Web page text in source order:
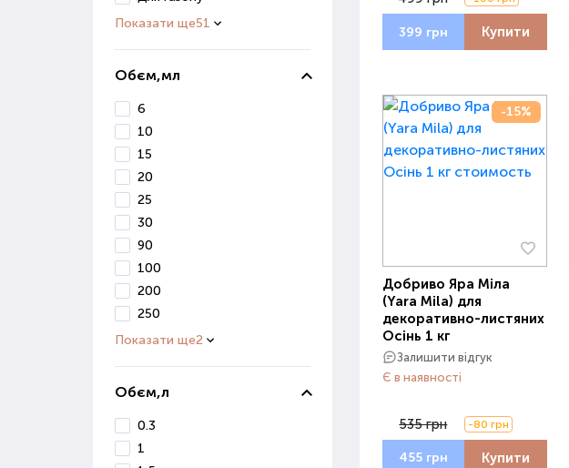
Показати ще51
Обєм,мл
6
10
15
20
25
30
90
100
200
250
Показати ще2
Обєм,л
0.3
1
399 грн Купити
-15%
Добриво Яра Міла
(Yara Mila) для
декоративно-листяних
Осінь 1 кг
Залишити відгук
Є в наявності
535 грн -80 грн
455 грн Купити